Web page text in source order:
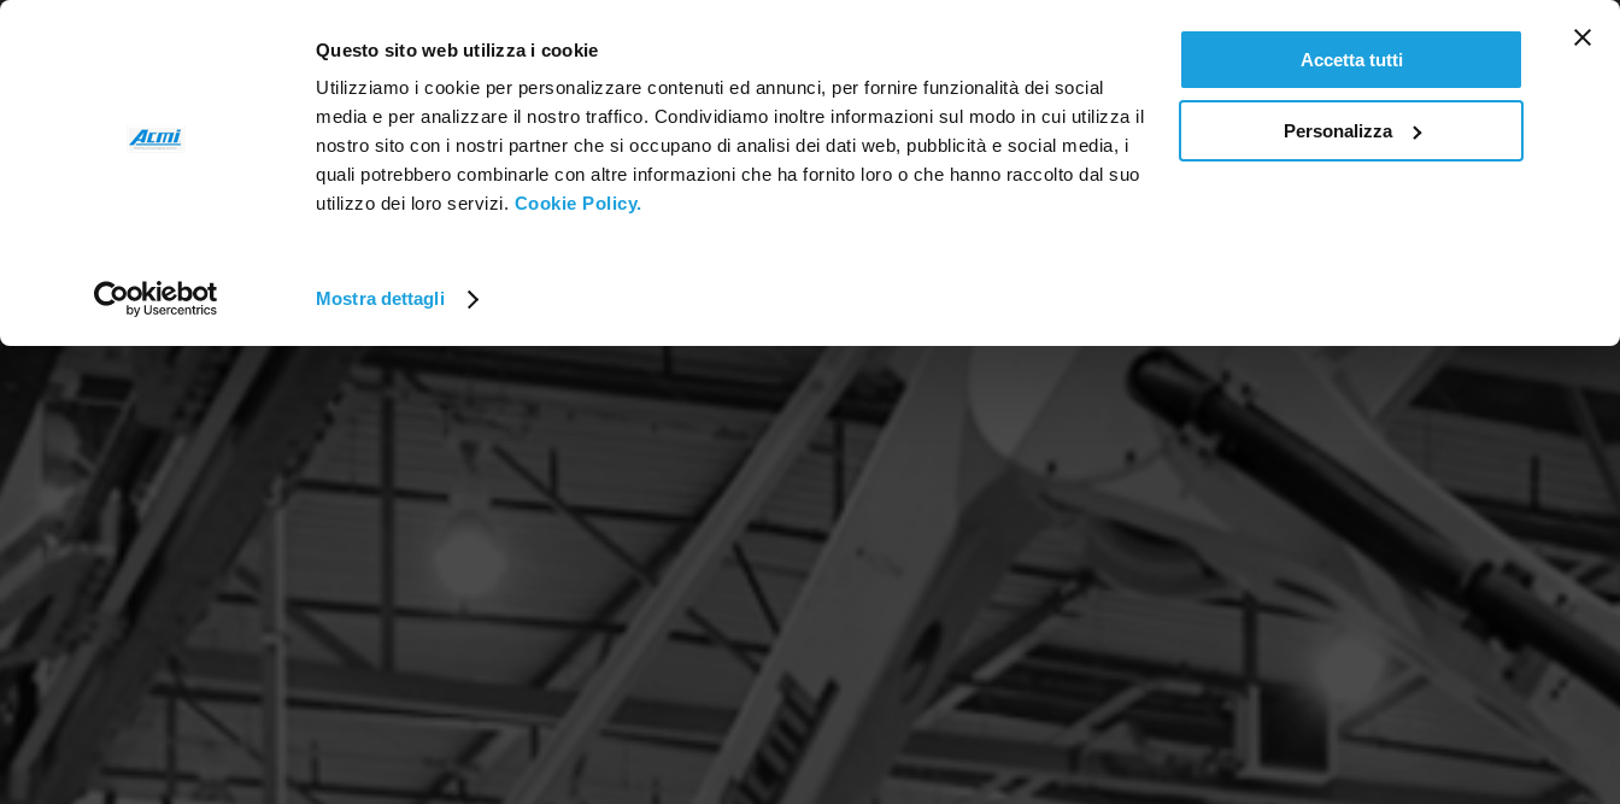
Questo sito web utilizza i cookie
Utilizziamo i cookie per personalizzare contenuti ed annunci, per fornire funzionalità dei social
media e per analizzare il nostro traffico. Condividiamo inoltre informazioni sul modo in cui utilizza il
nostro sito con i nostri partner che si occupano di analisi dei dati web, pubblicità e social media, i
quali potrebbero combinarle con altre informazioni che ha fornito loro o che hanno raccolto dal suo
utilizzo dei loro servizi. Cookie Policy.
Mostra dettagli
Accetta tutti
Personalizza